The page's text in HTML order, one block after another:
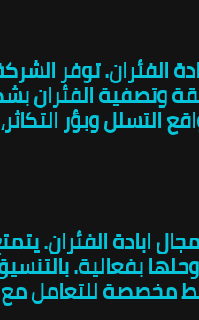
الفئران. توفر
وتصفية الفئران
التسلل وبؤر
ابادة الفئران.
بفعالية.
مخصصة للتعامل